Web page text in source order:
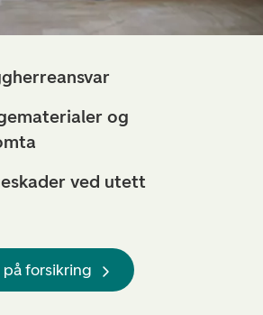
og
ved utett
på forsikring